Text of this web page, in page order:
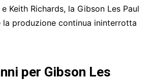
Keith Richards, la Gibson Les Paul
produzione continua ininterrotta
per Gibson Les